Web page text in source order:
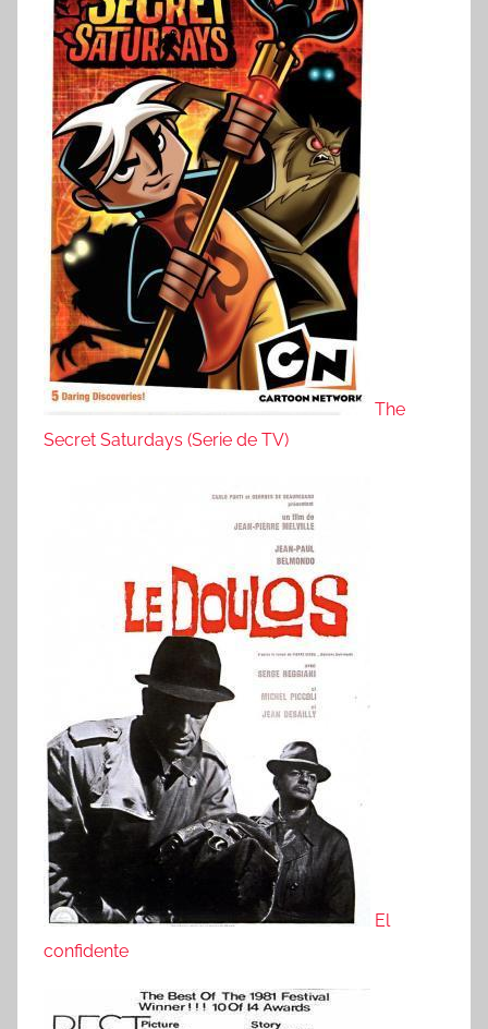
The
Secret Saturdays (Serie de TV)
El
confidente